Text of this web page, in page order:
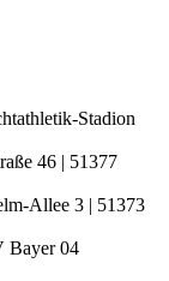
Stadion
46 | 51377
Allee 3 | 51373
Bayer 04